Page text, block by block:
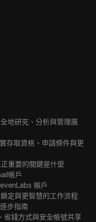
地研究、分析與管理廣
存取資格、申請條件與更
重要的關鍵是什麼
帳戶
帳戶
定與更智慧的工作流程
步指南
錢方式與安全帳號共享